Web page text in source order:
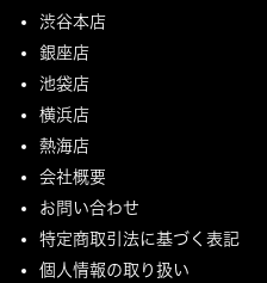
渋谷本店
銀座店
池袋店
横浜店
熱海店
会社概要
お問い合わせ
特定商取引法に基づく表記
個人情報の取り扱い